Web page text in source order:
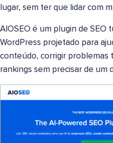
lugar, sem ter que lidar com
AIOSEO é um plugin de SEO
WordPress projetado para
conteúdo, corrigir problemas
rankings sem precisar de um